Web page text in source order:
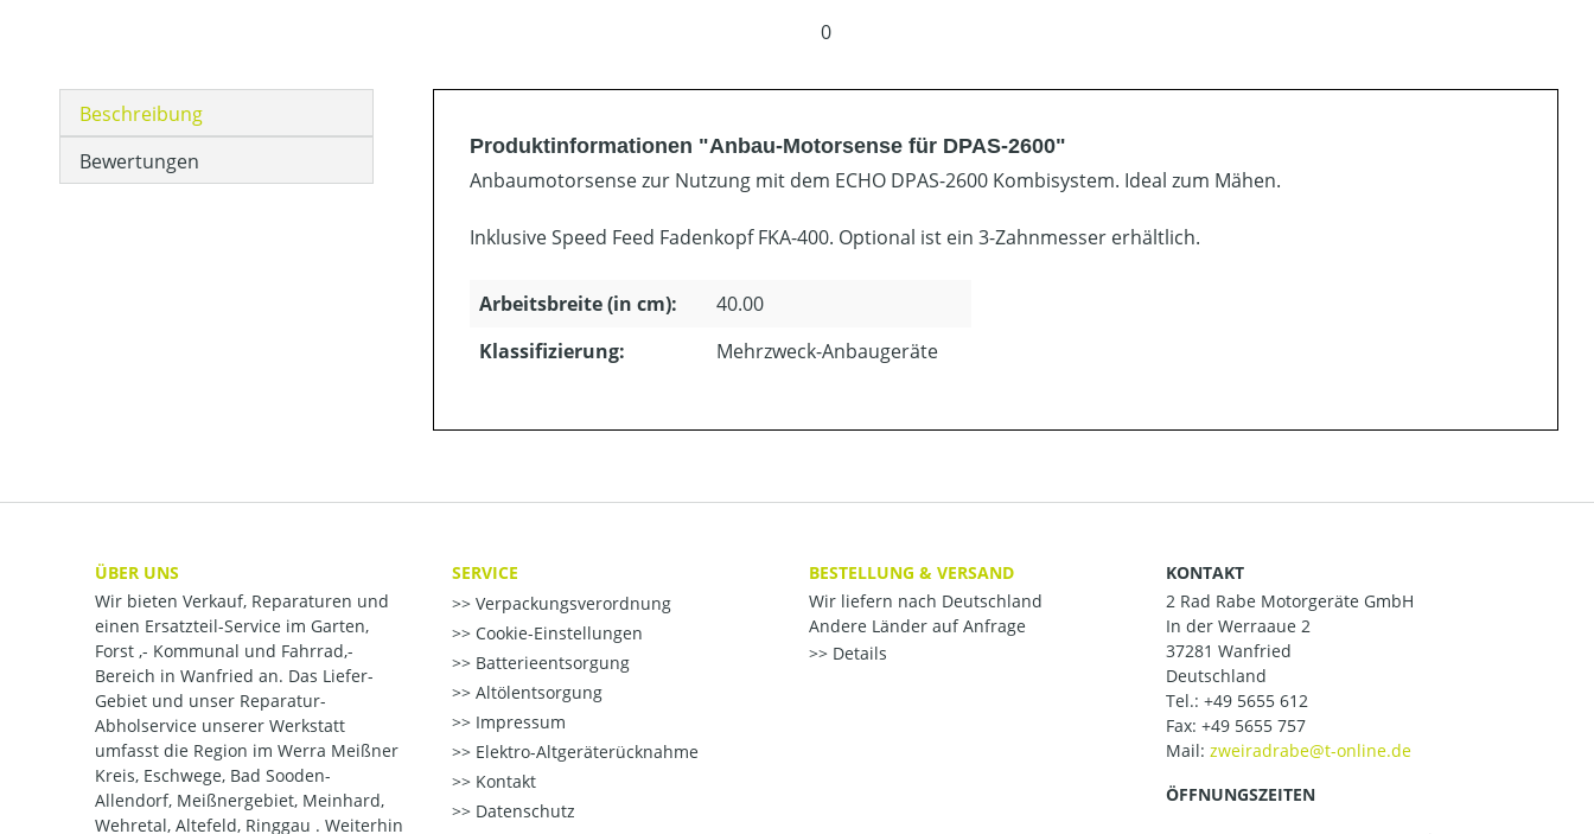
0
Beschreibung
Bewertungen
Produktinformationen "Anbau-Motorsense für DPAS-2600"
Anbaumotorsense zur Nutzung mit dem ECHO DPAS-2600 Kombisystem. Ideal zum Mähen.
Inklusive Speed Feed Fadenkopf FKA-400. Optional ist ein 3-Zahnmesser erhältlich.
Arbeitsbreite (in cm):
40.00
Klassifizierung:
Mehrzweck-Anbaugeräte
ÜBER UNS
Wir bieten Verkauf, Reparaturen und
einen Ersatzteil-Service im Garten,
Forst ,- Kommunal und Fahrrad,-
Bereich in Wanfried an. Das Liefer-
Gebiet und unser Reparatur-
Abholservice unserer Werkstatt
umfasst die Region im Werra Meißner
Kreis, Eschwege, Bad Sooden-
Allendorf, Meißnergebiet, Meinhard,
Wehretal, Altefeld, Ringgau . Weiterhin
SERVICE
Verpackungsverordnung
Cookie-Einstellungen
Batterieentsorgung
Altölentsorgung
Impressum
Elektro-Altgeräterücknahme
Kontakt
Datenschutz
BESTELLUNG & VERSAND
Wir liefern nach Deutschland
Andere Länder auf Anfrage
Details
KONTAKT
2 Rad Rabe Motorgeräte GmbH
In der Werraaue 2
37281 Wanfried
Deutschland
Tel.: +49 5655 612
Fax: +49 5655 757
Mail:
ÖFFNUNGSZEITEN